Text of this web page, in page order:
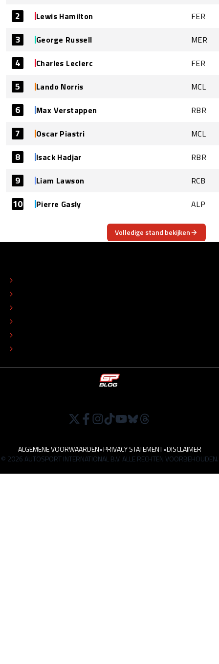
2 Lewis Hamilton FER
3 George Russell MER
4 Charles Leclerc FER
5 Lando Norris MCL
6 Max Verstappen RBR
7 Oscar Piastri MCL
8 Isack Hadjar RBR
9 Liam Lawson RCB
10 Pierre Gasly ALP
Volledige stand bekijken
ALGEMENE VOORWAARDEN•PRIVACY STATEMENT•DISCLAIMER
© 2026 AUTOSPORT INTERNATIONAL B.V. ALLE RECHTEN VOORBEHOUDEN.